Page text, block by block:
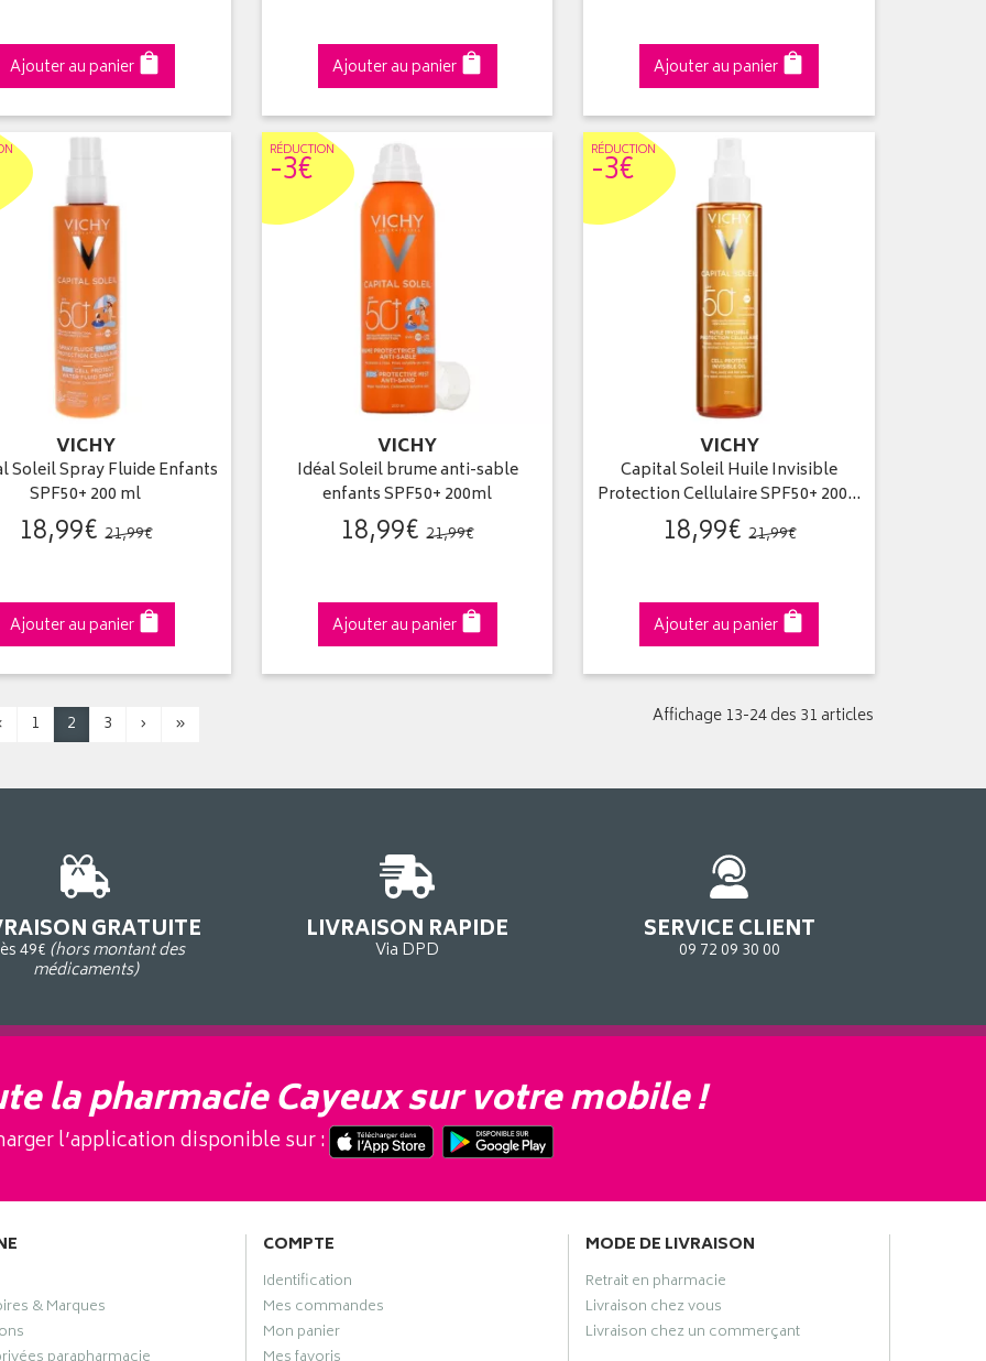
Ajouter au panier Ajouter au panier Ajouter au panier
VICHY
Soleil Spray Fluide Enfants
SPF50+ 200 ml
18,99€ 21,99€
Ajouter au panier
RÉDUCTION
-3€
VICHY
Idéal Soleil brume anti-sable
enfants SPF50+ 200ml
18,99€ 21,99€
Ajouter au panier
RÉDUCTION
-3€
VICHY
Capital Soleil Huile Invisible
Protection Cellulaire SPF50+ 200…
18,99€ 21,99€
Ajouter au panier
1 2 3 › » Affichage 13-24 des 31 articles
GRATUITE
49€(hors montant des
médicaments)
LIVRAISON RAPIDE
Via DPD
SERVICE CLIENT
09 72 09 30 00
la pharmacie Cayeux sur votre mobile !
l’application disponible sur :
& Marques
COMPTE
Identification
Mes commandes
Mon panier
MODE DE LIVRAISON
Retrait en pharmacie
Livraison chez vous
Livraison chez un commerçant